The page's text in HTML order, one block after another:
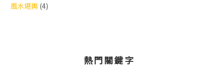
風水堪輿 (4)
熱門關鍵字